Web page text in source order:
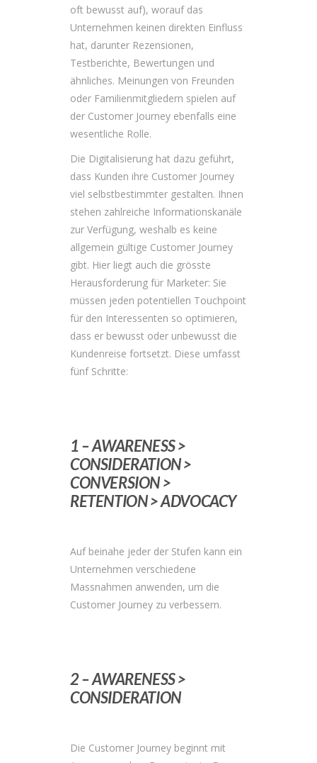
oft bewusst auf), worauf das
Unternehmen keinen direkten Einfluss
hat, darunter Rezensionen,
Testberichte, Bewertungen und
ähnliches. Meinungen von Freunden
oder Familienmitgliedern spielen auf
der Customer Journey ebenfalls eine
wesentliche Rolle.
Die Digitalisierung hat dazu geführt,
dass Kunden ihre Customer Journey
viel selbstbestimmter gestalten. Ihnen
stehen zahlreiche Informationskanäle
zur Verfügung, weshalb es keine
allgemein gültige Customer Journey
gibt. Hier liegt auch die grösste
Herausforderung für Marketer: Sie
müssen jeden potentiellen Touchpoint
für den Interessenten so optimieren,
dass er bewusst oder unbewusst die
Kundenreise fortsetzt. Diese umfasst
fünf Schritte:
1 – AWARENESS >
CONSIDERATION >
CONVERSION >
RETENTION > ADVOCACY
Auf beinahe jeder der Stufen kann ein
Unternehmen verschiedene
Massnahmen anwenden, um die
Customer Journey zu verbessern.
2 – AWARENESS >
CONSIDERATION
Die Customer Journey beginnt mit